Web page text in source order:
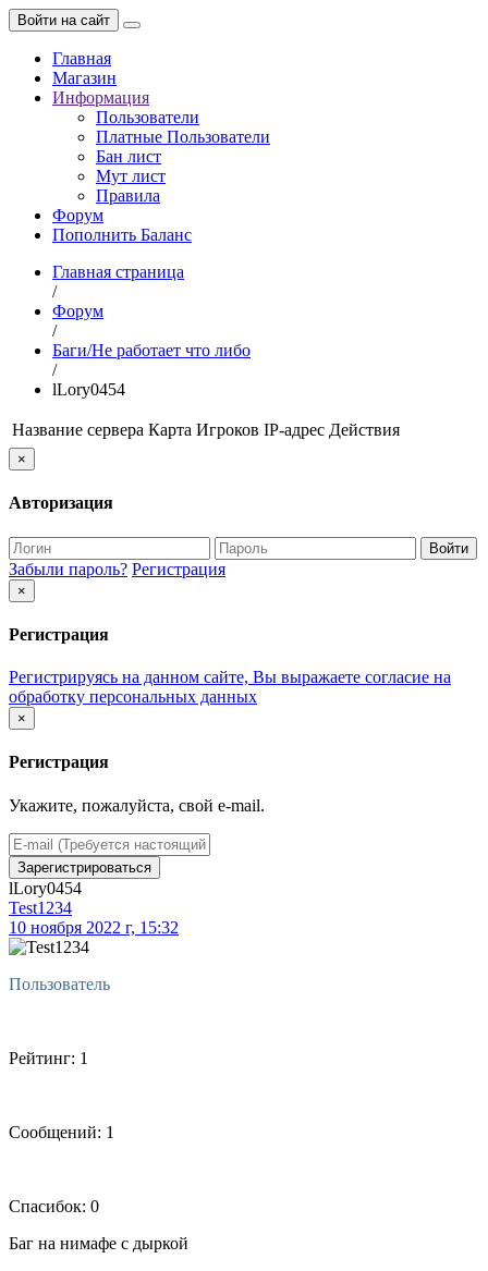
Войти на сайт
Главная
Магазин
Информация
Пользователи
Платные Пользователи
Бан лист
Мут лист
Правила
Форум
Пополнить Баланс
Главная страница
/
Форум
/
Баги/Не работает что либо
/
lLory0454
Название сервера Карта Игроков IP-адрес Действия
×
Авторизация
Войти
Забыли пароль? Регистрация
×
Регистрация
Регистрируясь на данном сайте, Вы выражаете согласие на
обработку персональных данных
×
Регистрация
Укажите, пожалуйста, свой e-mail.
Зарегистрироваться
lLory0454
Test1234
10 ноября 2022 г, 15:32
Пользователь
Рейтинг: 1
Сообщений: 1
Спасибок: 0
Баг на нимафе с дыркой